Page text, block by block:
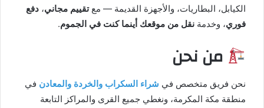
الكيابل، البطاريات، والأجهزة القديمة — معتقييم مجاني، دفع
فوري، وخدمة نقل من موقعك أينما كنت في الجموم.
من نحن
نحن فريق متخصص في شراء السكراب والخردة والمعادن في
منطقة مكة المكرمة، ونغطي جميع القرى والمراكز التابعة